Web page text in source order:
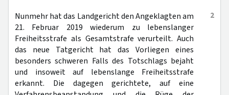
2
Nunmehr hat das Landgericht den Angeklagten am
21. Februar 2019 wiederum zu lebenslanger
Freiheitsstrafe als Gesamtstrafe verurteilt. Auch
das neue Tatgericht hat das Vorliegen eines
besonders schweren Falls des Totschlags bejaht
und insoweit auf lebenslange Freiheitsstrafe
erkannt. Die dagegen gerichtete, auf eine